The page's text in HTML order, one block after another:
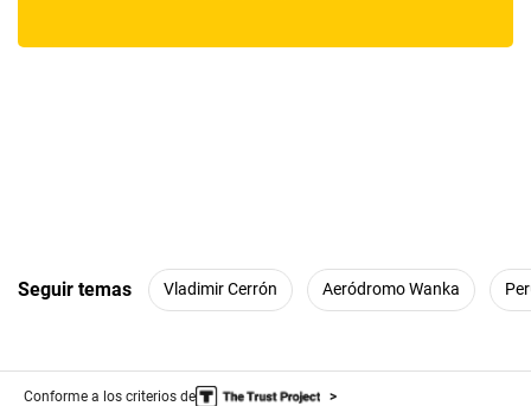
Seguir temas Vladimir Cerrón Aeródromo Wanka
Conforme a los criterios de